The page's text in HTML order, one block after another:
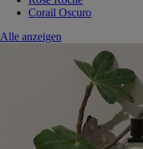
Corail Oscuro
Alle anzeigen